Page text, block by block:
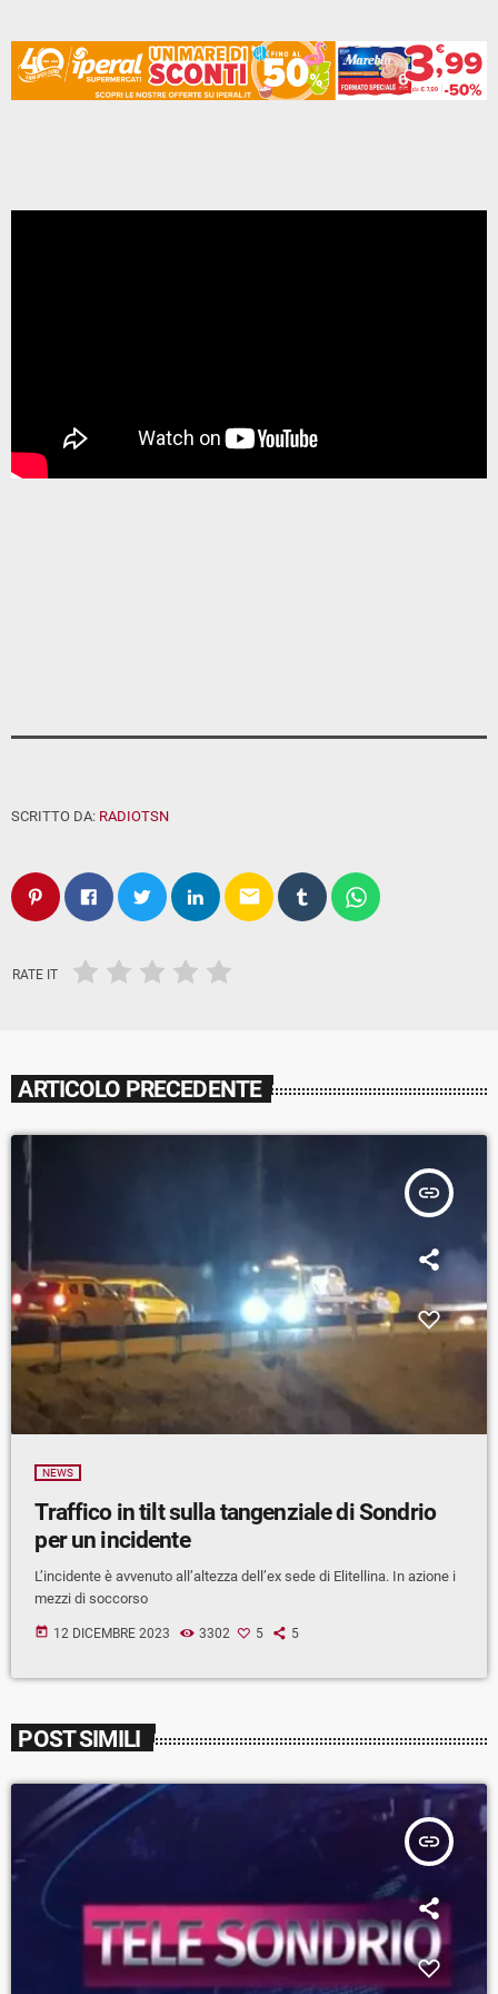
SCRITTO DA: RADIOTSN
email
RATE IT
ARTICOLO PRECEDENTE
insert_link
NEWS
Traffico in tilt sulla tangenziale di Sondrio
per un incidente
L’incidente è avvenuto all’altezza dell’ex sede di Elitellina. In azione i
mezzi di soccorso
today 12 DICEMBRE 2023 3302 5 5
POST SIMILI
insert_link